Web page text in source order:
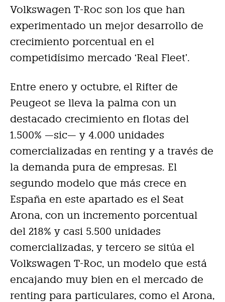
Volkswagen T-Roc son los que han
experimentado un mejor desarrollo de
crecimiento porcentual en el
competidísimo mercado ‘Real Fleet’.
Entre enero y octubre, el Rifter de
Peugeot se lleva la palma con un
destacado crecimiento en flotas del
1.500% —sic— y 4.000 unidades
comercializadas en renting y a través de
la demanda pura de empresas. El
segundo modelo que más crece en
España en este apartado es el Seat
Arona, con un incremento porcentual
del 218% y casi 5.500 unidades
comercializadas, y tercero se sitúa el
Volkswagen T-Roc, un modelo que está
encajando muy bien en el mercado de
renting para particulares, como el Arona,